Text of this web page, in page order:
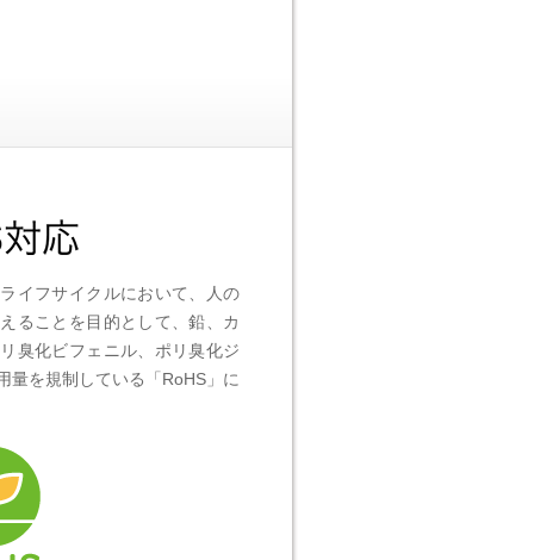
イフサイクルにおいて、人の
ることを目的として、鉛、カ
臭化ビフェニル、ポリ臭化ジ
量を規制している「RoHS」に